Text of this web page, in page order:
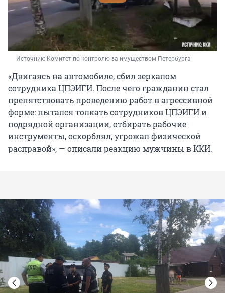
Источник: Комитет по контролю за имуществом Петербурга
«Двигаясь на автомобиле, сбил зеркалом
сотрудника ЦПЭИГИ. После чего гражданин стал
препятствовать проведению работ в агрессивной
форме: пытался толкать сотрудников ЦПЭИГИ и
подрядной организации, отбирать рабочие
инструменты, оскорблял, угрожал физической
расправой», — описали реакцию мужчины в ККИ.